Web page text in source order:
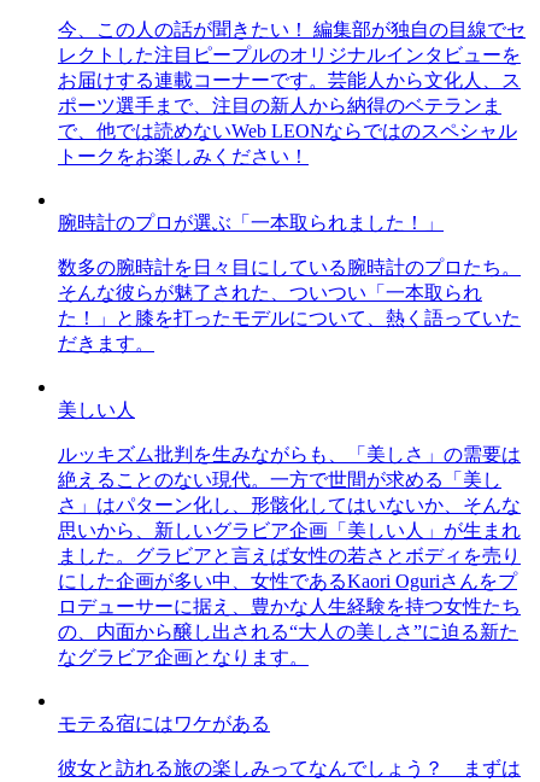
今、この人の話が聞きたい！ 編集部が独自の目線でセ
レクトした注目ピープルのオリジナルインタビューを
お届けする連載コーナーです。芸能人から文化人、ス
ポーツ選手まで、注目の新人から納得のベテランま
で、他では読めないWeb LEONならではのスペシャル
トークをお楽しみください！
腕時計のプロが選ぶ「一本取られました！」
数多の腕時計を日々目にしている腕時計のプロたち。
そんな彼らが魅了された、ついつい「一本取られ
た！」と膝を打ったモデルについて、熱く語っていた
だきます。
美しい人
ルッキズム批判を生みながらも、「美しさ」の需要は
絶えることのない現代。一方で世間が求める「美し
さ」はパターン化し、形骸化してはいないか、そんな
思いから、新しいグラビア企画「美しい人」が生まれ
ました。グラビアと言えば女性の若さとボディを売り
にした企画が多い中、女性であるKaori Oguriさんをプ
ロデューサーに据え、豊かな人生経験を持つ女性たち
の、内面から醸し出される“大人の美しさ”に迫る新た
なグラビア企画となります。
モテる宿にはワケがある
彼女と訪れる旅の楽しみってなんでしょう？ まずは